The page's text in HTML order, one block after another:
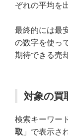
ぞれの平均を
最終的には最
の数字を使っ
期待できる売
対象の買
検索キーワー
取 」で表示さ